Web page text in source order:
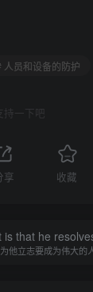
人员和设备的防护
持一下吧
享 收藏
that he
他立志要成为伟大的